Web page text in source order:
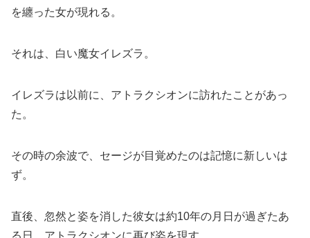
を纏った女が現れる。
それは、白い魔女イレズラ。
イレズラは以前に、アトラクシオンに訪れたことがあっ
た。
その時の余波で、セージが目覚めたのは記憶に新しいは
ず。
直後、忽然と姿を消した彼女は約10年の月日が過ぎたあ